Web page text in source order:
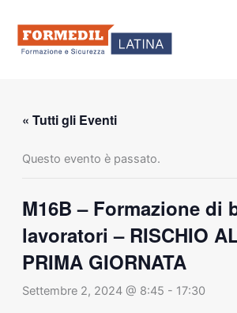
contenuto
« Tutti gli Eventi
Questo evento è passato.
M16B – Formazione di
lavoratori – RISCHIO
PRIMA GIORNATA
Settembre 2, 2024 @ 8:45 - 17:30